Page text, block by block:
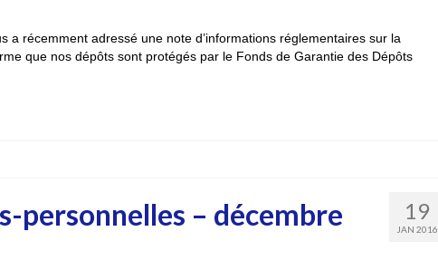
a récemment adressé une note d’informations réglementaires sur la
que nos dépôts sont protégés par le Fonds de Garantie des Dépôts
19
JAN 2016
personnelles – décembre